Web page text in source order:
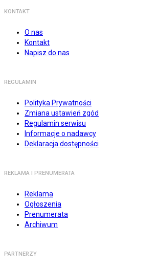
KONTAKT
O nas
Kontakt
Napisz do nas
REGULAMIN
Polityka Prywatności
Zmiana ustawień zgód
Regulamin serwisu
Informacje o nadawcy
Deklaracja dostępności
REKLAMA I PRENUMERATA
Reklama
Ogłoszenia
Prenumerata
Archiwum
PARTNERZY